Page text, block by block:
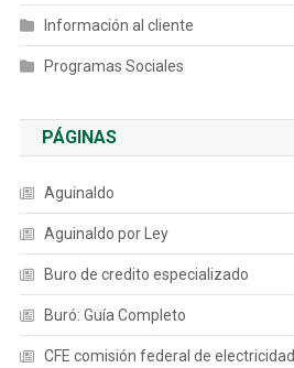
Información al cliente
Programas Sociales
PÁGINAS
Aguinaldo
Aguinaldo por Ley
Buro de credito especializado
Buró: Guía Completo
CFE comisión federal de electricidad